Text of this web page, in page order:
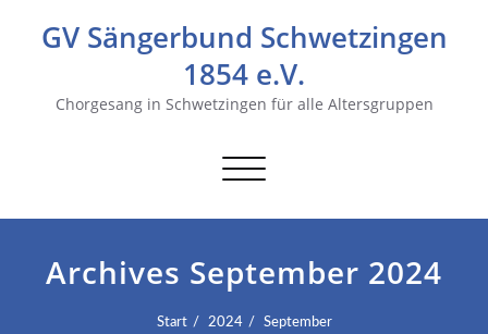
GV Sängerbund Schwetzingen
1854 e.V.
Chorgesang in Schwetzingen für alle Altersgruppen
Navigation
Archives September 2024
Start 2024 September